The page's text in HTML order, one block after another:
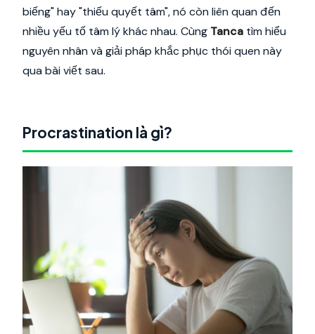
biếng" hay "thiếu quyết tâm", nó còn liên quan đến
nhiều yếu tố tâm lý khác nhau. Cùng Tanca tìm hiểu
nguyên nhân và giải pháp khắc phục thói quen này
qua bài viết sau.
Procrastination là gì?